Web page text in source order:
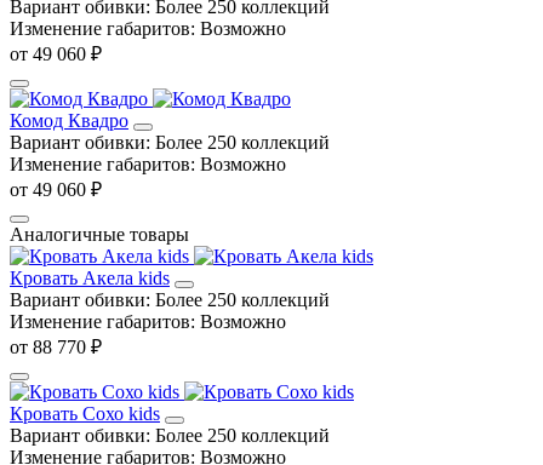
Вариант обивки: Более 250 коллекций
Изменение габаритов: Возможно
от 49 060 ₽
Комод Квадро
Вариант обивки: Более 250 коллекций
Изменение габаритов: Возможно
от 49 060 ₽
Аналогичные товары
Кровать Акела kids
Вариант обивки: Более 250 коллекций
Изменение габаритов: Возможно
от 88 770 ₽
Кровать Сохо kids
Вариант обивки: Более 250 коллекций
Изменение габаритов: Возможно